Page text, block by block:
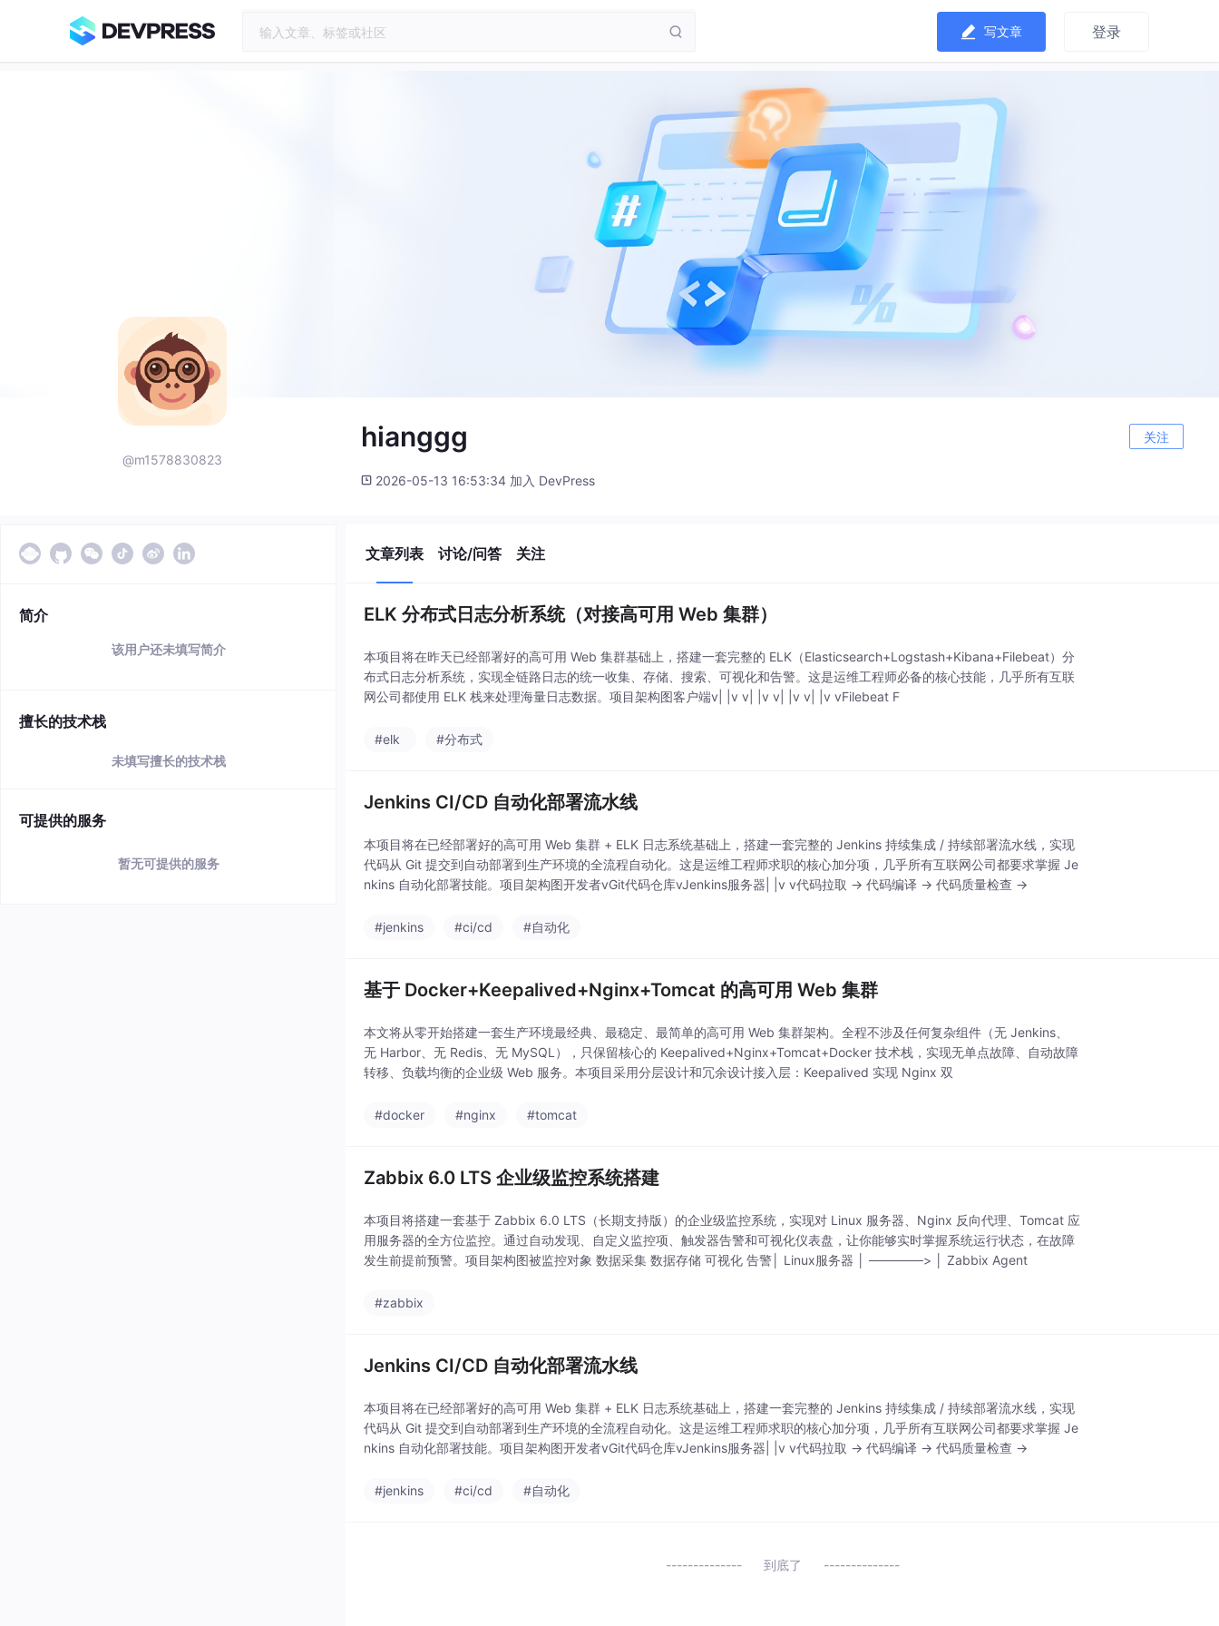
写文章 登录
@m1578830823
hianggg 关注
2026-05-13 16:53:34 加入 DevPress
简介
该用户还未填写简介
擅长的技术栈
未填写擅长的技术栈
可提供的服务
暂无可提供的服务
文章列表 讨论/问答 关注
ELK 分布式日志分析系统（对接高可用 Web 集群）
本项目将在昨天已经部署好的高可用 Web 集群基础上，搭建一套完整的 ELK（Elasticsearch+Logstash+Kibana+Filebeat）分
布式日志分析系统，实现全链路日志的统一收集、存储、搜索、可视化和告警。这是运维工程师必备的核心技能，几乎所有互联
网公司都使用 ELK 栈来处理海量日志数据。项目架构图客户端v| |v v| |v v| |v v| |v vFilebeat F
#elk #分布式
Jenkins CI/CD 自动化部署流水线
本项目将在已经部署好的高可用 Web 集群 + ELK 日志系统基础上，搭建一套完整的 Jenkins 持续集成 / 持续部署流水线，实现
代码从 Git 提交到自动部署到生产环境的全流程自动化。这是运维工程师求职的核心加分项，几乎所有互联网公司都要求掌握 Je
nkins 自动化部署技能。项目架构图开发者vGit代码仓库vJenkins服务器| |v v代码拉取 → 代码编译 → 代码质量检查 →
#jenkins #ci/cd #自动化
基于 Docker+Keepalived+Nginx+Tomcat 的高可用 Web 集群
本文将从零开始搭建一套生产环境最经典、最稳定、最简单的高可用 Web 集群架构。全程不涉及任何复杂组件（无 Jenkins、
无 Harbor、无 Redis、无 MySQL），只保留核心的 Keepalived+Nginx+Tomcat+Docker 技术栈，实现无单点故障、自动故障
转移、负载均衡的企业级 Web 服务。本项目采用分层设计和冗余设计接入层：Keepalived 实现 Nginx 双
#docker #nginx #tomcat
Zabbix 6.0 LTS 企业级监控系统搭建
本项目将搭建一套基于 Zabbix 6.0 LTS（长期支持版）的企业级监控系统，实现对 Linux 服务器、Nginx 反向代理、Tomcat 应
用服务器的全方位监控。通过自动发现、自定义监控项、触发器告警和可视化仪表盘，让你能够实时掌握系统运行状态，在故障
发生前提前预警。项目架构图被监控对象 数据采集 数据存储 可视化 告警│ Linux服务器 │ ──────> │ Zabbix Agent
#zabbix
Jenkins CI/CD 自动化部署流水线
本项目将在已经部署好的高可用 Web 集群 + ELK 日志系统基础上，搭建一套完整的 Jenkins 持续集成 / 持续部署流水线，实现
代码从 Git 提交到自动部署到生产环境的全流程自动化。这是运维工程师求职的核心加分项，几乎所有互联网公司都要求掌握 Je
nkins 自动化部署技能。项目架构图开发者vGit代码仓库vJenkins服务器| |v v代码拉取 → 代码编译 → 代码质量检查 →
#jenkins #ci/cd #自动化
到底了